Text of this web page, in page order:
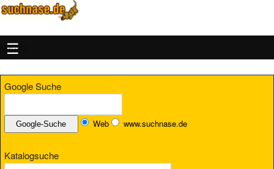
MENU
Google Suche
Web www.suchnase.de
Katalogsuche